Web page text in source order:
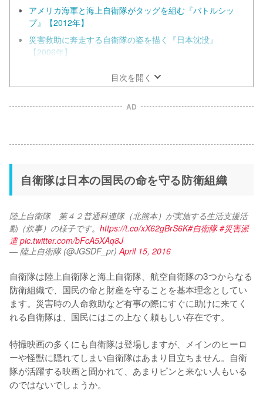
アメリカ海軍と海上自衛隊がタッグを組む『バトルシッ
プ』【2012年】
災害救助に奔走する自衛隊の姿を描く『日本沈没』
【2006年】
目次を開く
AD
自衛隊は日本の国民の命を守る防衛組織
陸上自衛隊　第４２普通科連隊（北熊本）が実施する生活支援活
動（炊事）の様子です。 https://t.co/xX62gBrS6K#自衛隊 #災害派
遣 pic.twitter.com/bFcA5XAq8J
— 陸上自衛隊 (@JGSDF_pr)April 15, 2016
自衛隊は陸上自衛隊と海上自衛隊、航空自衛隊の3つからなる
防衛組織で、国民の命と財産を守ることを基本理念としてい
ます。災害時の人命救助など有事の際にすぐに助けに来てく
れる自衛隊は、国民にはこの上なく頼もしい存在です。
特撮映画の多くにも自衛隊は登場しますが、メインのヒーロ
ーや怪獣に隠れてしまい自衛隊はあまり目立ちません。自衛
隊が活躍する映画と聞かれて、あまりピンと来ない人もいる
のではないでしょうか。